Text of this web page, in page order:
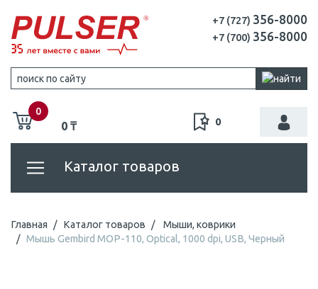
+7 (727) 356-8000
+7 (700) 356-8000
0
0 ₸ 0
Каталог товаров
Главная Каталог товаров
Мыши, коврики
Мышь Gembird MOP-110, Optical, 1000 dpi, USB, Черный